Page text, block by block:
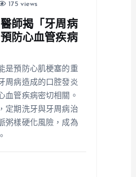
175 views
師揭「牙周病
防心血管疾病
是預防心肌梗塞的重
周病造成的口腔發炎
血管疾病密切相關。
定期洗牙與牙周病治
粥樣硬化風險，成為